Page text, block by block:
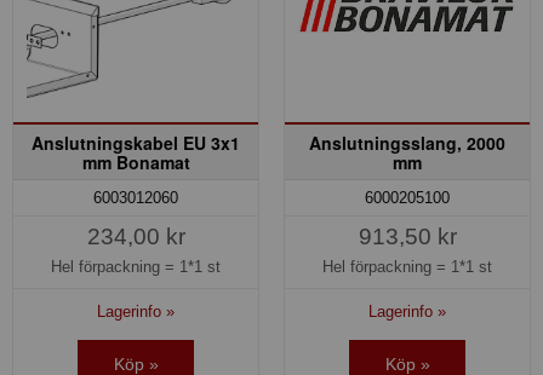
Anslutningskabel EU 3x1
mm Bonamat
6003012060
234,00 kr
Hel förpackning = 1*1 st
Lagerinfo »
Köp »
Anslutningsslang, 2000
mm
6000205100
913,50 kr
Hel förpackning = 1*1 st
Lagerinfo »
Köp »